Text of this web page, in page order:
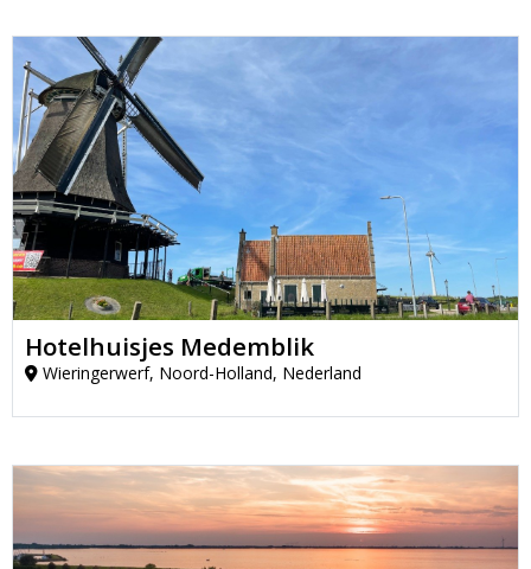
Hotelhuisjes Medemblik
Wieringerwerf, Noord-Holland, Nederland